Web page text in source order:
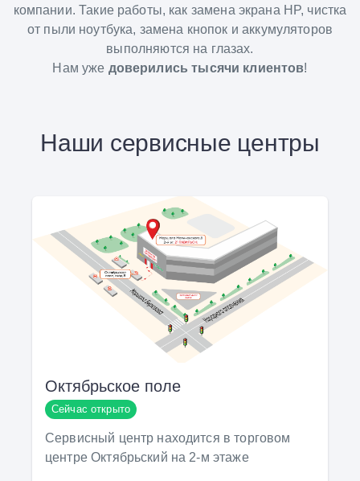
компании. Такие работы, как замена экрана HP, чистка
от пыли ноутбука, замена кнопок и аккумуляторов
выполняются на глазах.
Нам уже доверились тысячи клиентов!
Наши сервисные центры
Октябрьское поле
Сейчас открыто
Сервисный центр находится в торговом
центре Октябрьский на 2-м этаже